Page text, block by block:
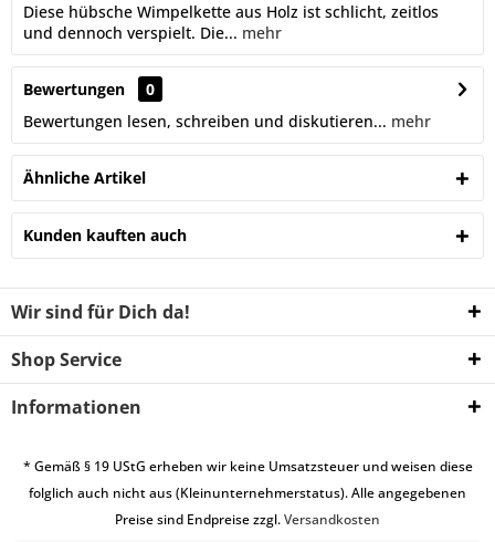
Diese hübsche Wimpelkette aus Holz ist schlicht, zeitlos
und dennoch verspielt. Die... mehr
Bewertungen
0
Bewertungen lesen, schreiben und diskutieren... mehr
Ähnliche Artikel
Kunden kauften auch
Wir sind für Dich da!
Shop Service
Informationen
* Gemäß § 19 UStG erheben wir keine Umsatzsteuer und weisen diese
folglich auch nicht aus (Kleinunternehmerstatus). Alle angegebenen
Preise sind Endpreise zzgl.Versandkosten